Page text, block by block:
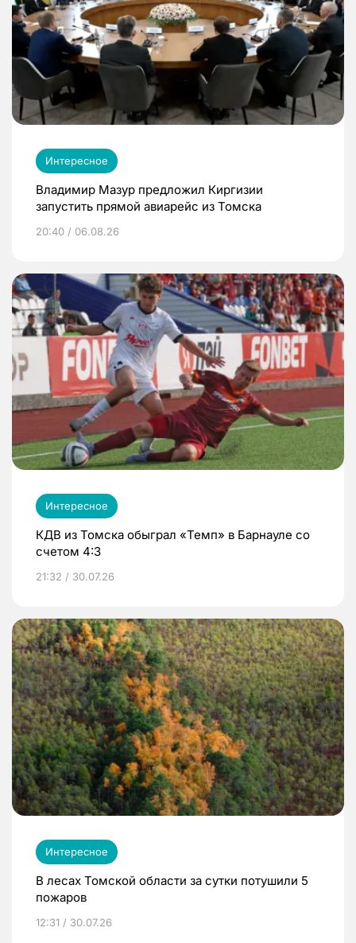
Интересное
Владимир Мазур предложил Киргизии
запустить прямой авиарейс из Томска
20:40 / 06.08.26
Интересное
КДВ из Томска обыграл «Темп» в Барнауле со
счетом 4:3
21:32 / 30.07.26
Интересное
В лесах Томской области за сутки потушили 5
пожаров
12:31 / 30.07.26